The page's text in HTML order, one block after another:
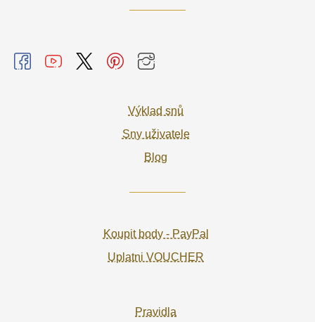
Výklad snů
Sny uživatele
Blog
Koupit body - PayPal
Uplatni VOUCHER
Pravidla